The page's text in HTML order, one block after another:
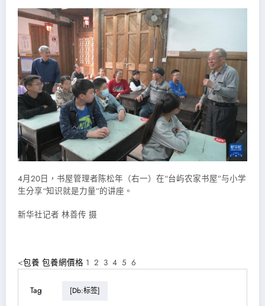
4月20日，书屋管理者陈松年（右一）在“台屿农家书屋”与小学
生分享“知识就是力量”的讲座。
新华社记者 林善传 摄
<包養 包養網價格 1 2 3 4 5 6
Tag [db:标签]